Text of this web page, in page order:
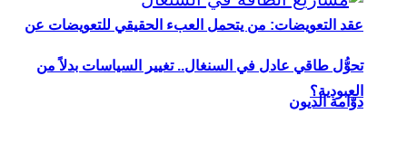
عقد التعويضات: من يتحمل العبء الحقيقي للتعويضات عن
العبودية؟
تحوُّل طاقي عادل في السنغال.. تغيير السياسات بدلاً من
دوّامة الديون